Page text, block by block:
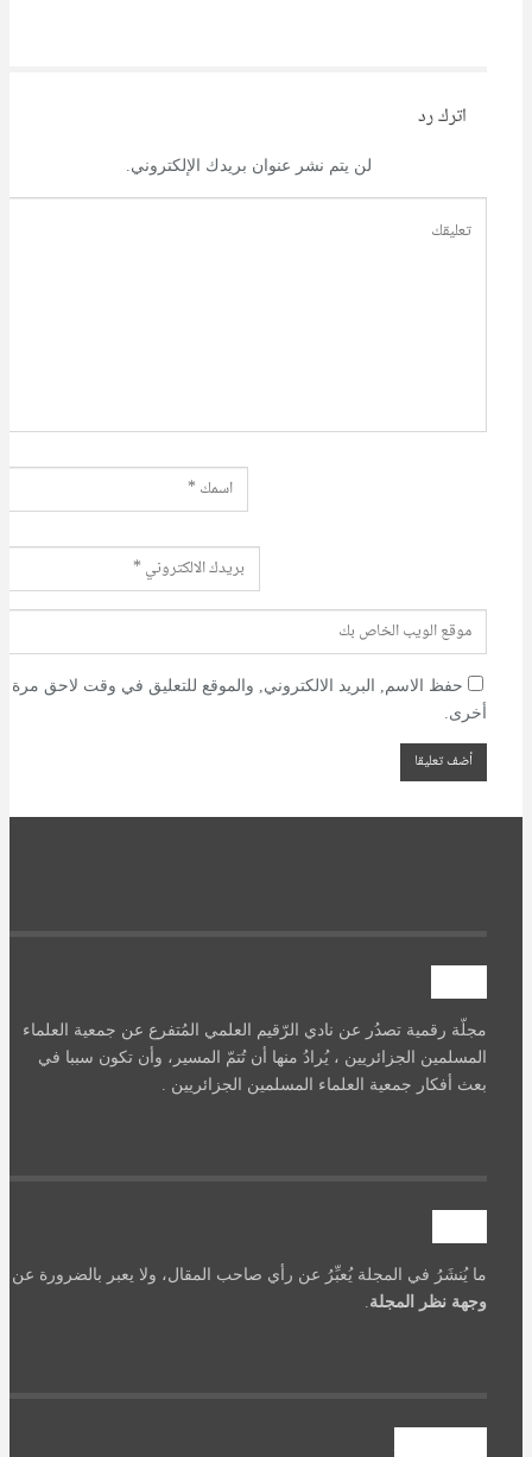
اترك رد
لن يتم نشر عنوان بريدك الإلكتروني.
حفظ الاسم, البريد الالكتروني, والموقع للتعليق في وقت لاحق مرة
أخرى.
مجلّة رقمية تصدُر عن نادي الرّقيم العلمي المُتفرع عن جمعية العلماء
المسلمين الجزائريين ، يُرادُ منها أن تُتمّ المسير، وأن تكون سببا في
بعث أفكار جمعية العلماء المسلمين الجزائريين .
ما يُنشَرُ في المجلة يُعبِّرُ عن رأي صاحب المقال، ولا يعبر بالضرورة عن
وجهة نظر المجلة